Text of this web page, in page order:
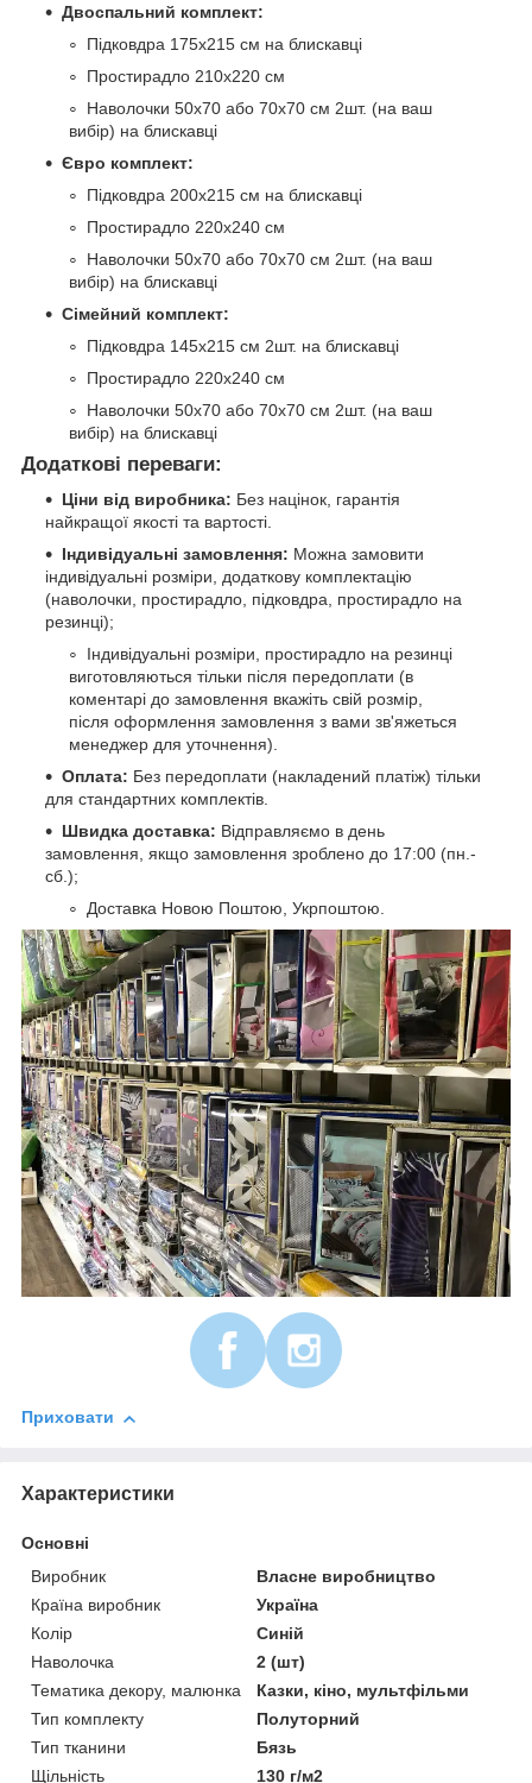
Двоспальний комплект:
Підковдра 175х215 см на блискавці
Простирадло 210х220 см
Наволочки 50х70 або 70х70 см 2шт. (на ваш
вибір) на блискавці
Євро комплект:
Підковдра 200х215 см на блискавці
Простирадло 220х240 см
Наволочки 50х70 або 70х70 см 2шт. (на ваш
вибір) на блискавці
Сімейний комплект:
Підковдра 145х215 см 2шт. на блискавці
Простирадло 220х240 см
Наволочки 50х70 або 70х70 см 2шт. (на ваш
вибір) на блискавці
Додаткові переваги:
Ціни від виробника: Без націнок, гарантія
найкращої якості та вартості.
Індивідуальні замовлення: Можна замовити
індивідуальні розміри, додаткову комплектацію
(наволочки, простирадло, підковдра, простирадло на
резинці);
Індивідуальні розміри, простирадло на резинці
виготовляються тільки після передоплати (в
коментарі до замовлення вкажіть свій розмір,
після оформлення замовлення з вами зв'яжеться
менеджер для уточнення).
Оплата: Без передоплати (накладений платіж) тільки
для стандартних комплектів.
Швидка доставка: Відправляємо в день
замовлення, якщо замовлення зроблено до 17:00 (пн.-
сб.);
Доставка Новою Поштою, Укрпоштою.
Приховати
Характеристики
Основні
Виробник
Власне виробництво
Країна виробник
Україна
Колір
Синій
Наволочка
2 (шт)
Тематика декору, малюнка
Казки, кіно, мультфільми
Тип комплекту
Полуторний
Тип тканини
Бязь
Щільність
130 г/м2